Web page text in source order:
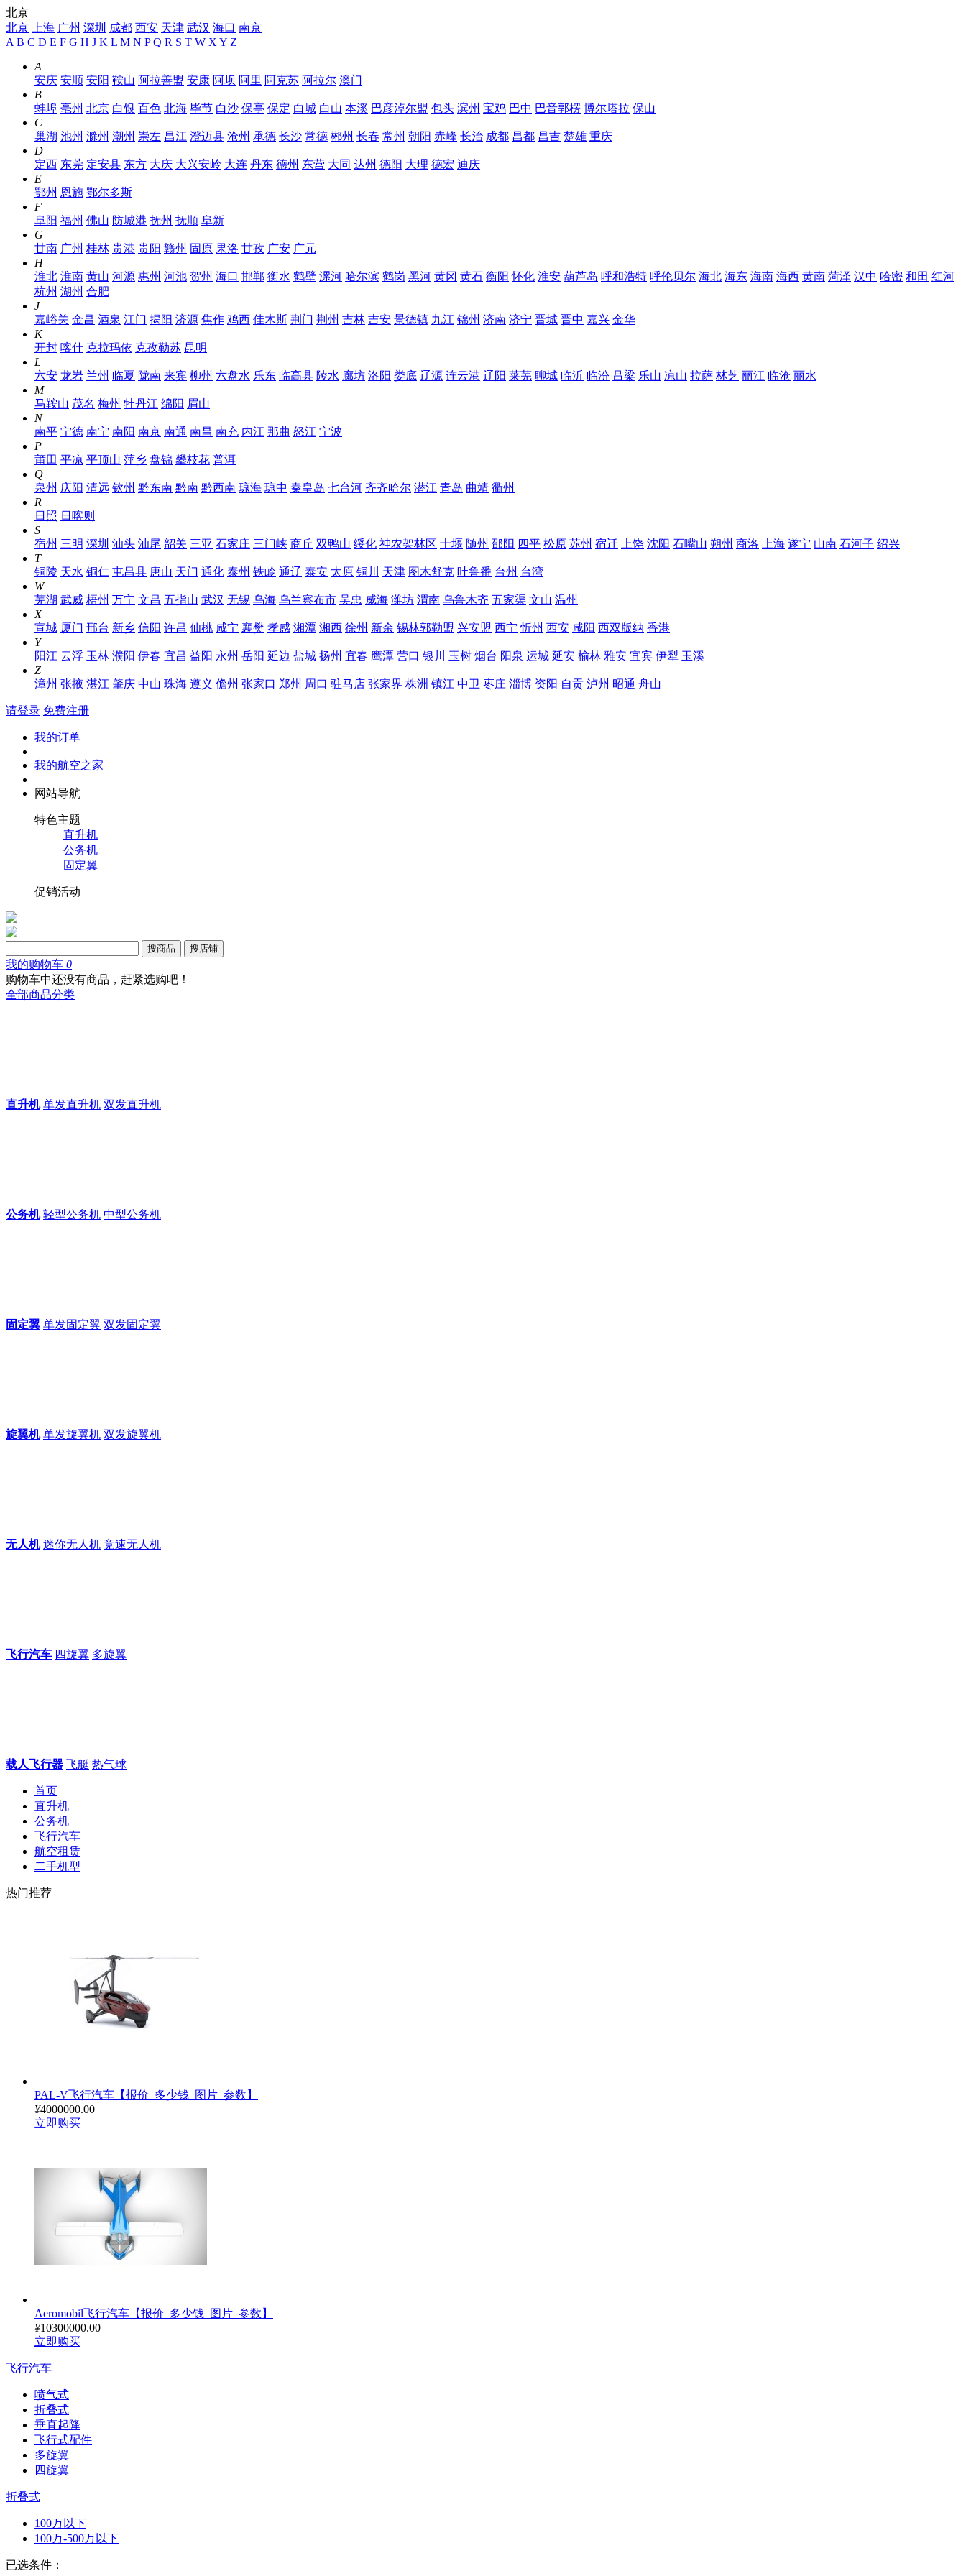
北京
北京
上海 广州 深圳 成都 西安 天津 武汉 海口 南京
A B C D E F G H J K L M N P Q R S T W X Y Z
A
安庆 安顺 安阳 鞍山 阿拉善盟 安康 阿坝 阿里 阿克苏 阿拉尔 澳门
B
蚌埠 亳州 北京 白银 百色 北海 毕节 白沙 保亭 保定 白城 白山 本溪 巴彦淖尔盟 包头 滨州 宝鸡 巴中 巴音郭楞 博尔塔拉 保山
C
巢湖 池州 滁州 潮州 崇左 昌江 澄迈县 沧州 承德 长沙 常德 郴州 长春 常州 朝阳 赤峰 长治 成都 昌都 昌吉 楚雄 重庆
D
定西 东莞 定安县 东方 大庆 大兴安岭 大连 丹东 德州 东营 大同 达州 德阳 大理 德宏 迪庆
E
鄂州 恩施 鄂尔多斯
F
阜阳 福州 佛山 防城港 抚州 抚顺 阜新
G
甘南 广州 桂林 贵港 贵阳 赣州 固原 果洛 甘孜 广安 广元
H
淮北 淮南 黄山 河源 惠州 河池 贺州 海口 邯郸 衡水 鹤壁 漯河 哈尔滨 鹤岗 黑河 黄冈 黄石 衡阳 怀化 淮安 葫芦岛 呼和浩特 呼伦贝尔 海北 海东 海南 海西 黄南 菏泽 汉中 哈密 和田 红河
杭州 湖州 合肥
J
嘉峪关 金昌 酒泉 江门 揭阳 济源 焦作 鸡西 佳木斯 荆门 荆州 吉林 吉安 景德镇 九江 锦州 济南 济宁 晋城 晋中 嘉兴 金华
K
开封 喀什 克拉玛依 克孜勒苏 昆明
L
六安 龙岩 兰州 临夏 陇南 来宾 柳州 六盘水 乐东 临高县 陵水 廊坊 洛阳 娄底 辽源 连云港 辽阳 莱芜 聊城 临沂 临汾 吕梁 乐山 凉山 拉萨 林芝 丽江 临沧 丽水
M
马鞍山 茂名 梅州 牡丹江 绵阳 眉山
N
南平 宁德 南宁 南阳 南京 南通 南昌 南充 内江 那曲 怒江 宁波
P
莆田 平凉 平顶山 萍乡 盘锦 攀枝花 普洱
Q
泉州 庆阳 清远 钦州 黔东南 黔南 黔西南 琼海 琼中 秦皇岛 七台河 齐齐哈尔 潜江 青岛 曲靖 衢州
R
日照 日喀则
S
宿州 三明 深圳 汕头 汕尾 韶关 三亚 石家庄 三门峡 商丘 双鸭山 绥化 神农架林区 十堰 随州 邵阳 四平 松原 苏州 宿迁 上饶 沈阳 石嘴山 朔州 商洛 上海 遂宁 山南 石河子 绍兴
T
铜陵 天水 铜仁 屯昌县 唐山 天门 通化 泰州 铁岭 通辽 泰安 太原 铜川 天津 图木舒克 吐鲁番 台州 台湾
W
芜湖 武威 梧州 万宁 文昌 五指山 武汉 无锡 乌海 乌兰察布市 吴忠 威海 潍坊 渭南 乌鲁木齐 五家渠 文山 温州
X
宣城 厦门 邢台 新乡 信阳 许昌 仙桃 咸宁 襄樊 孝感 湘潭 湘西 徐州 新余 锡林郭勒盟 兴安盟 西宁 忻州 西安 咸阳 西双版纳 香港
Y
阳江 云浮 玉林 濮阳 伊春 宜昌 益阳 永州 岳阳 延边 盐城 扬州 宜春 鹰潭 营口 银川 玉树 烟台 阳泉 运城 延安 榆林 雅安 宜宾 伊犁 玉溪
Z
漳州 张掖 湛江 肇庆 中山 珠海 遵义 儋州 张家口 郑州 周口 驻马店 张家界 株洲 镇江 中卫 枣庄 淄博 资阳 自贡 泸州 昭通 舟山
请登录 免费注册
我的订单
我的航空之家
网站导航
特色主题
直升机
公务机
固定翼
促销活动
搜商品 搜店铺
我的购物车 0
购物车中还没有商品，赶紧选购吧！
全部商品分类
直升机 单发直升机 双发直升机
公务机 轻型公务机 中型公务机
固定翼 单发固定翼 双发固定翼
旋翼机 单发旋翼机 双发旋翼机
无人机 迷你无人机 竞速无人机
飞行汽车 四旋翼 多旋翼
载人飞行器 飞艇 热气球
首页
直升机
公务机
飞行汽车
航空租赁
二手机型
热门推荐
PAL-V飞行汽车【报价_多少钱_图片_参数】
¥4000000.00
立即购买
Aeromobil飞行汽车【报价_多少钱_图片_参数】
¥10300000.00
立即购买
飞行汽车
喷气式
折叠式
垂直起降
飞行式配件
多旋翼
四旋翼
折叠式
100万以下
100万-500万以下
已选条件：